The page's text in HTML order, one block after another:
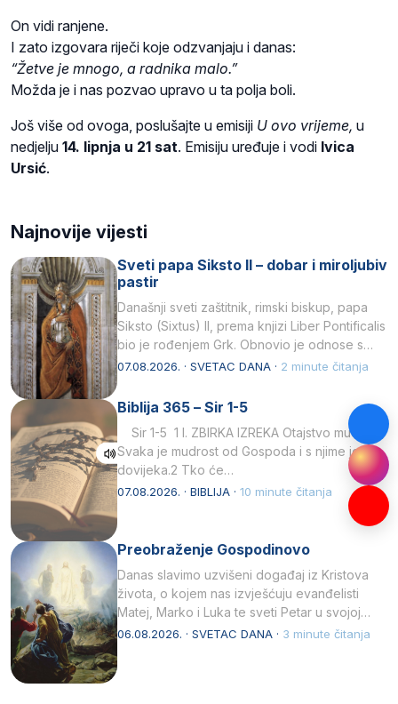
On vidi ranjene.
I zato izgovara riječi koje odzvanjaju i danas:
“Žetve je mnogo, a radnika malo.”
Možda je i nas pozvao upravo u ta polja boli.
Još više od ovoga, poslušajte u emisiji U ovo vrijeme, u
nedjelju 14. lipnja u 21 sat. Emisiju uređuje i vodi Ivica
Ursić.
Najnovije vijesti
Sveti papa Siksto II – dobar i miroljubiv
pastir
Današnji sveti zaštitnik, rimski biskup, papa
Siksto (Sixtus) II, prema knjizi Liber Pontificalis
bio je rođenjem Grk. Obnovio je odnose s
afričkim…
07.08.2026. · SVETAC DANA · 2 minute čitanja
Biblija 365 – Sir 1-5
Sir 1-5 1 I. ZBIRKA IZREKA Otajstvo mudrosti
Svaka je mudrost od Gospoda i s njime je
dovijeka.2 Tko će…
07.08.2026. · BIBLIJA · 10 minute čitanja
Preobraženje Gospodinovo
Danas slavimo uzvišeni događaj iz Kristova
života, o kojem nas izvješćuju evanđelisti
Matej, Marko i Luka te sveti Petar u svojoj
drugoj…
06.08.2026. · SVETAC DANA · 3 minute čitanja